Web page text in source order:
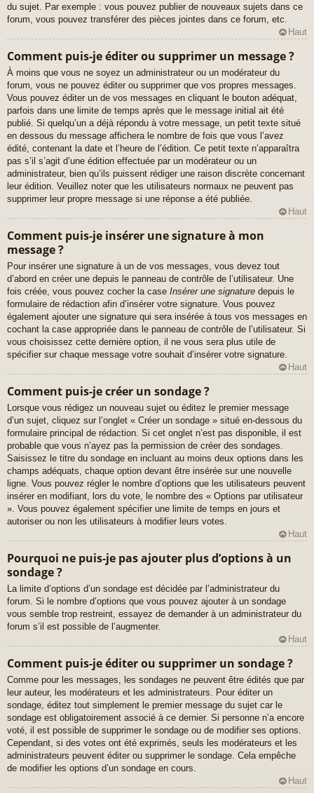
du sujet. Par exemple : vous pouvez publier de nouveaux sujets dans ce
forum, vous pouvez transférer des pièces jointes dans ce forum, etc.
Haut
Comment puis-je éditer ou supprimer un message ?
À moins que vous ne soyez un administrateur ou un modérateur du
forum, vous ne pouvez éditer ou supprimer que vos propres messages.
Vous pouvez éditer un de vos messages en cliquant le bouton adéquat,
parfois dans une limite de temps après que le message initial ait été
publié. Si quelqu’un a déjà répondu à votre message, un petit texte situé
en dessous du message affichera le nombre de fois que vous l’avez
édité, contenant la date et l’heure de l’édition. Ce petit texte n’apparaîtra
pas s’il s’agit d’une édition effectuée par un modérateur ou un
administrateur, bien qu’ils puissent rédiger une raison discrète concernant
leur édition. Veuillez noter que les utilisateurs normaux ne peuvent pas
supprimer leur propre message si une réponse a été publiée.
Haut
Comment puis-je insérer une signature à mon
message ?
Pour insérer une signature à un de vos messages, vous devez tout
d’abord en créer une depuis le panneau de contrôle de l’utilisateur. Une
fois créée, vous pouvez cocher la case Insérer une signature depuis le
formulaire de rédaction afin d’insérer votre signature. Vous pouvez
également ajouter une signature qui sera insérée à tous vos messages en
cochant la case appropriée dans le panneau de contrôle de l’utilisateur. Si
vous choisissez cette dernière option, il ne vous sera plus utile de
spécifier sur chaque message votre souhait d’insérer votre signature.
Haut
Comment puis-je créer un sondage ?
Lorsque vous rédigez un nouveau sujet ou éditez le premier message
d’un sujet, cliquez sur l’onglet « Créer un sondage » situé en-dessous du
formulaire principal de rédaction. Si cet onglet n’est pas disponible, il est
probable que vous n’ayez pas la permission de créer des sondages.
Saisissez le titre du sondage en incluant au moins deux options dans les
champs adéquats, chaque option devant être insérée sur une nouvelle
ligne. Vous pouvez régler le nombre d’options que les utilisateurs peuvent
insérer en modifiant, lors du vote, le nombre des « Options par utilisateur
». Vous pouvez également spécifier une limite de temps en jours et
autoriser ou non les utilisateurs à modifier leurs votes.
Haut
Pourquoi ne puis-je pas ajouter plus d’options à un
sondage ?
La limite d’options d’un sondage est décidée par l’administrateur du
forum. Si le nombre d’options que vous pouvez ajouter à un sondage
vous semble trop restreint, essayez de demander à un administrateur du
forum s’il est possible de l’augmenter.
Haut
Comment puis-je éditer ou supprimer un sondage ?
Comme pour les messages, les sondages ne peuvent être édités que par
leur auteur, les modérateurs et les administrateurs. Pour éditer un
sondage, éditez tout simplement le premier message du sujet car le
sondage est obligatoirement associé à ce dernier. Si personne n’a encore
voté, il est possible de supprimer le sondage ou de modifier ses options.
Cependant, si des votes ont été exprimés, seuls les modérateurs et les
administrateurs peuvent éditer ou supprimer le sondage. Cela empêche
de modifier les options d’un sondage en cours.
Haut